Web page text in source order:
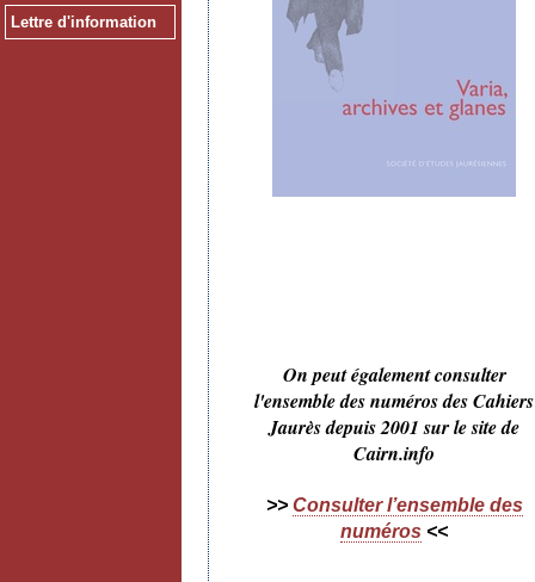
Lettre d'information
On peut également consulter
l'ensemble des numéros des Cahiers
Jaurès depuis 2001 sur le site de
Cairn.info
>> Consulter l’ensemble des
numéros <<